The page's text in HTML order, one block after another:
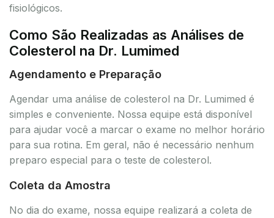
fisiológicos.
Como São Realizadas as Análises de
Colesterol na Dr. Lumimed
Agendamento e Preparação
Agendar uma análise de colesterol na Dr. Lumimed é
simples e conveniente. Nossa equipe está disponível
para ajudar você a marcar o exame no melhor horário
para sua rotina. Em geral, não é necessário nenhum
preparo especial para o teste de colesterol.
Coleta da Amostra
No dia do exame, nossa equipe realizará a coleta de